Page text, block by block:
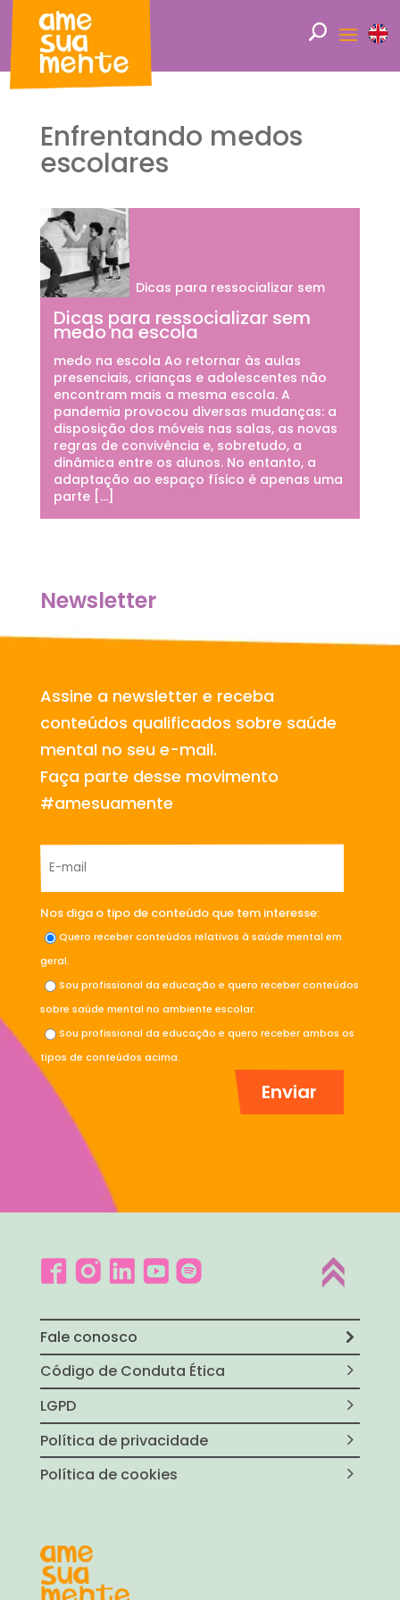
Enfrentando medos
escolares
Dicas para ressocializar sem
medo na escola
Dicas para ressocializar sem
medo na escola Ao retornar às aulas
presenciais, crianças e adolescentes não
encontram mais a mesma escola. A
pandemia provocou diversas mudanças: a
disposição dos móveis nas salas, as novas
regras de convivência e, sobretudo, a
dinâmica entre os alunos. No entanto, a
adaptação ao espaço físico é apenas uma
parte […]
Newsletter
Assine a newsletter e receba
conteúdos qualificados sobre saúde
mental no seu e-mail.
Faça parte desse movimento
#amesuamente
Nos diga o tipo de conteúdo que tem interesse:
Quero receber conteúdos relativos à saúde mental em
geral.
Sou profissional da educação e quero receber conteúdos
sobre saúde mental no ambiente escolar.
Sou profissional da educação e quero receber ambos os
tipos de conteúdos acima.
Fale conosco
Código de Conduta Ética
LGPD
Política de privacidade
Política de cookies